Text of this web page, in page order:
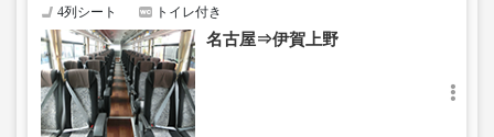
4列シート トイレ付き
名古屋⇒伊賀上野